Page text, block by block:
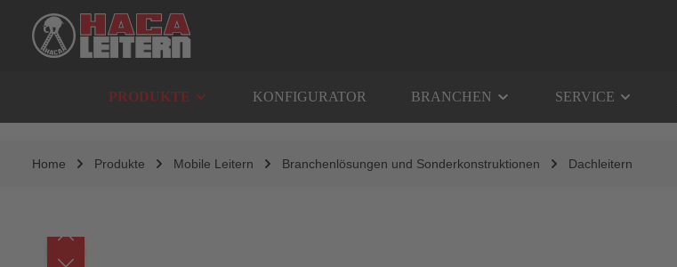
Zur Hauptnavigation springen
PRODUKTE KONFIGURATOR BRANCHEN SERVICE
Home Produkte Mobile Leitern Branchenlösungen und Sonderkonstruktionen Dachleitern
Bildergalerie überspringen